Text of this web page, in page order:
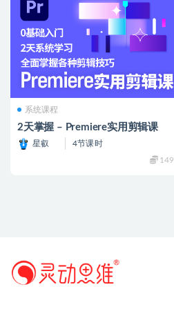
系统课程
2天掌握 – Premiere实用剪辑课
星叡
4节课时
149